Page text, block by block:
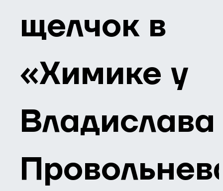
щелчок в
«Химике у
Владислава